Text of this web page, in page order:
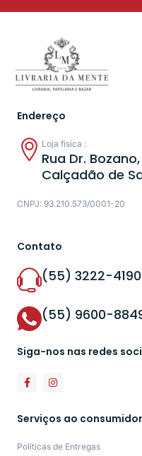
Endereço
Loja física :
Rua Dr. Bozano,
Calçadão de
CNPJ: 93.210.573/0001-20
Contato
(55) 3222-4190
(55) 9600-
Siga-nos nas redes
Serviços ao consumidor
Políticas de Entregas